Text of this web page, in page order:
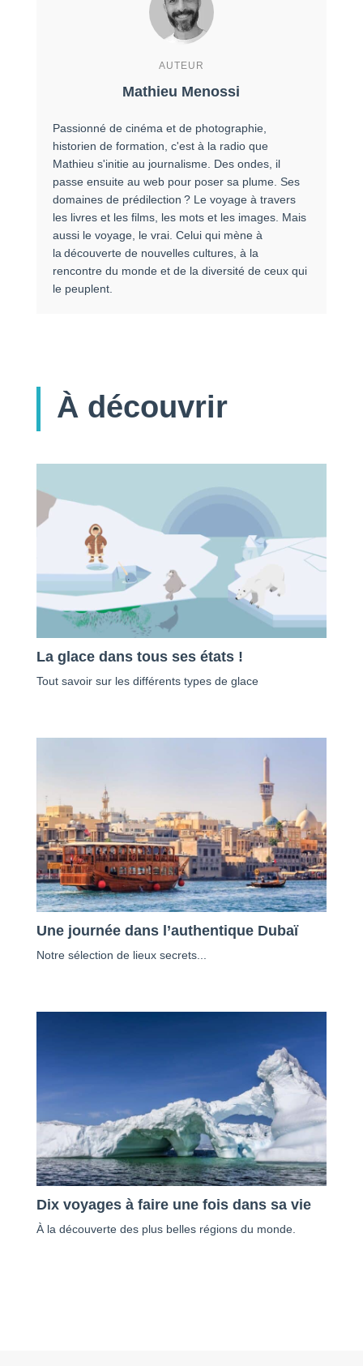
AUTEUR
Mathieu Menossi
Passionné de cinéma et de photographie,
historien de formation, c'est à la radio que
Mathieu s'initie au journalisme. Des ondes, il
passe ensuite au web pour poser sa plume. Ses
domaines de prédilection ? Le voyage à travers
les livres et les films, les mots et les images. Mais
aussi le voyage, le vrai. Celui qui mène à
la découverte de nouvelles cultures, à la
rencontre du monde et de la diversité de ceux qui
le peuplent.
À découvrir
La glace dans tous ses états !
Tout savoir sur les différents types de glace
Une journée dans l’authentique Dubaï
Notre sélection de lieux secrets...
Dix voyages à faire une fois dans sa vie
À la découverte des plus belles régions du monde.